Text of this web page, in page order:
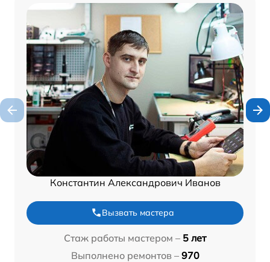
Константин Александрович Иванов
Вызвать мастера
Стаж работы мастером – 5 лет
Выполнено ремонтов – 970